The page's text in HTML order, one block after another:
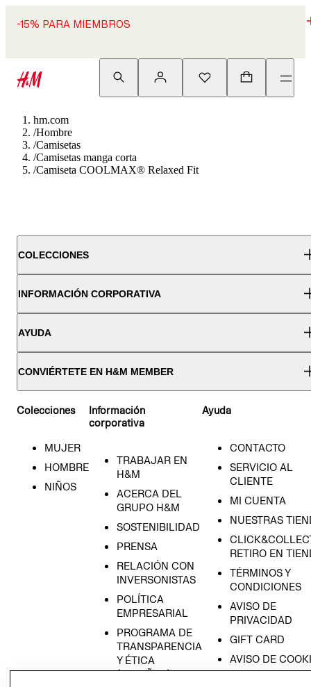
-15% PARA MIEMBROS
hm.com
/Hombre
/Camisetas
/Camisetas manga corta
/Camiseta COOLMAX® Relaxed Fit
COLECCIONES
INFORMACIÓN CORPORATIVA
AYUDA
CONVIÉRTETE EN H&M MEMBER
Colecciones
MUJER
HOMBRE
NIÑOS
Información
corporativa
TRABAJAR EN
H&M
ACERCA DEL
GRUPO H&M
SOSTENIBILIDAD
PRENSA
RELACIÓN CON
INVERSONISTAS
POLÍTICA
EMPRESARIAL
PROGRAMA DE
TRANSPARENCIA
Y ÉTICA
(ESPAÑOL)
Ayuda
CONTACTO
SERVICIO AL
CLIENTE
MI CUENTA
NUESTRAS
RETIRO EN
TÉRMINOS Y
CONDICIONES
AVISO DE
PRIVACIDAD
GIFT CARD
AVISO DE